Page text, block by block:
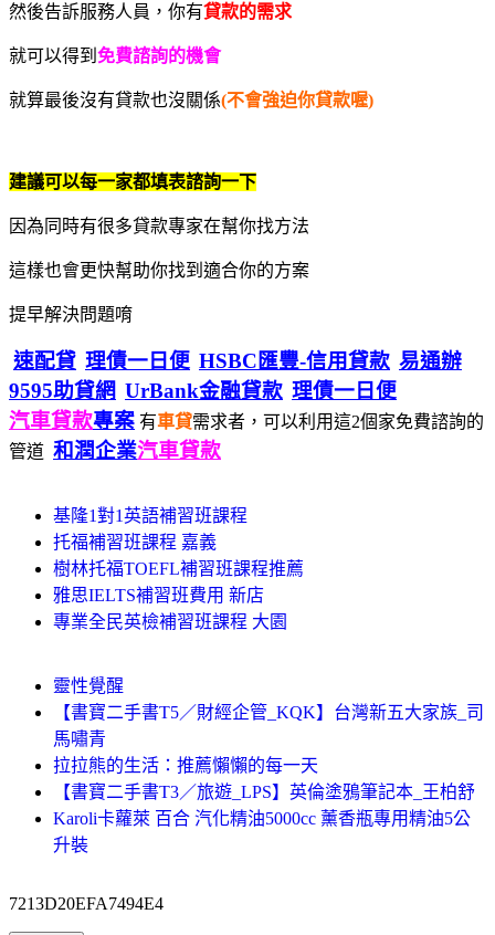
然後告訴服務人員，你有貸款的需求
就可以得到 免費諮詢的機會
就算最後沒有貸款也沒關係(不會強迫你貸款喔)
建議可以每一家都填表諮詢一下
因為同時有很多貸款專家在幫你找方法
這樣也會更快幫助你找到適合你的方案
提早解決問題唷
速配貸 理債一日便 HSBC匯豐-信用貸款 易通辦
9595助貸網 UrBank金融貸款 理債一日便
汽車貸款專案 有車貸需求者，可以利用這2個家免費諮詢的
管道 和潤企業汽車貸款
基隆1對1英語補習班課程
托福補習班課程 嘉義
樹林托福TOEFL補習班課程推薦
雅思IELTS補習班費用 新店
專業全民英檢補習班課程 大園
靈性覺醒
【書寶二手書T5／財經企管_KQK】台灣新五大家族_司
馬嘯青
拉拉熊的生活：推薦懶懶的每一天
【書寶二手書T3／旅遊_LPS】英倫塗鴉筆記本_王柏舒
Karoli卡蘿萊 百合 汽化精油5000cc 薰香瓶專用精油5公
升裝
7213D20EFA7494E4